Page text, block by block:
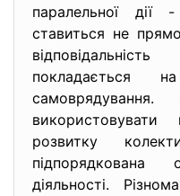
паралельної
ставиться не
покладається
розвитку
підпорядкована
діяльності.